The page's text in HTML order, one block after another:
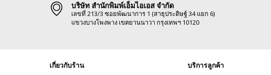
บริษัท สำนักพิมพ์เอ็มไอเอส จำกัด
เลขที่ 213/3 ซอยพัฒนาการ 1 (สาธุประดิษฐ์ 34 แยก 6)
แขวงบางโพงพาง เขตยานนาวา กรุงเทพฯ 10120
เกี่ยวกับร้าน บริการลูกค้า